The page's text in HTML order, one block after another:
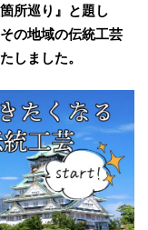
所巡り』と題し
の地域の伝統工芸
しました。